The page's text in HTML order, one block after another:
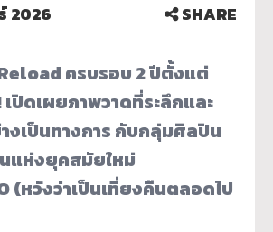
2026 SHARE
ครบรอบ 2 ปีตั้งแต่
เปิดเผยภาพวาดที่ระลึกและ
งเป็นทางการ กับกลุ่มศิลปิน
แห่งยุคสมัยใหม่
(หวังว่าเป็นเที่ยงคืนตลอดไป